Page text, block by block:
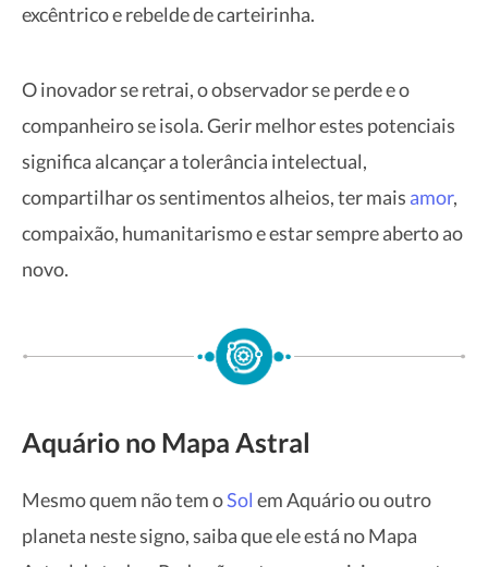
excêntrico e rebelde de carteirinha.
O inovador se retrai, o observador se perde e o
companheiro se isola. Gerir melhor estes potenciais
significa alcançar a tolerância intelectual,
compartilhar os sentimentos alheios, ter mais amor,
compaixão, humanitarismo e estar sempre aberto ao
novo.
Aquário no Mapa Astral
Mesmo quem não tem oSol em Aquário ou outro
planeta neste signo, saiba que ele está no Mapa